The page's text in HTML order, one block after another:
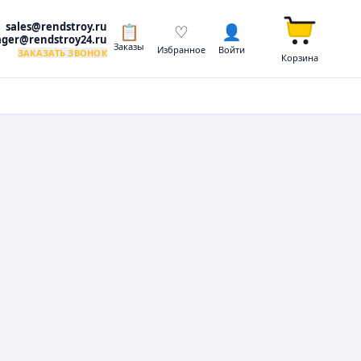
sales@rendstroy.ru
ЗАКАЗАТЬ ЗВОНОК
📋
Заказы
♡
Избранное
👤
Войти
Корзина